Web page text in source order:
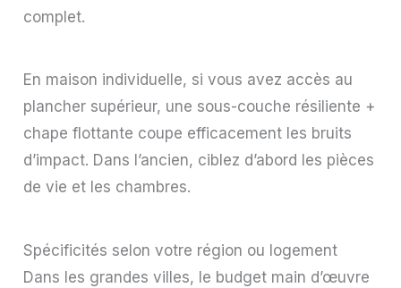
complet.
En maison individuelle, si vous avez accès au
plancher supérieur, une sous-couche résiliente +
chape flottante coupe efficacement les bruits
d’impact. Dans l’ancien, ciblez d’abord les pièces
de vie et les chambres.
Spécificités selon votre région ou logement
Dans les grandes villes, le budget main d’œuvre